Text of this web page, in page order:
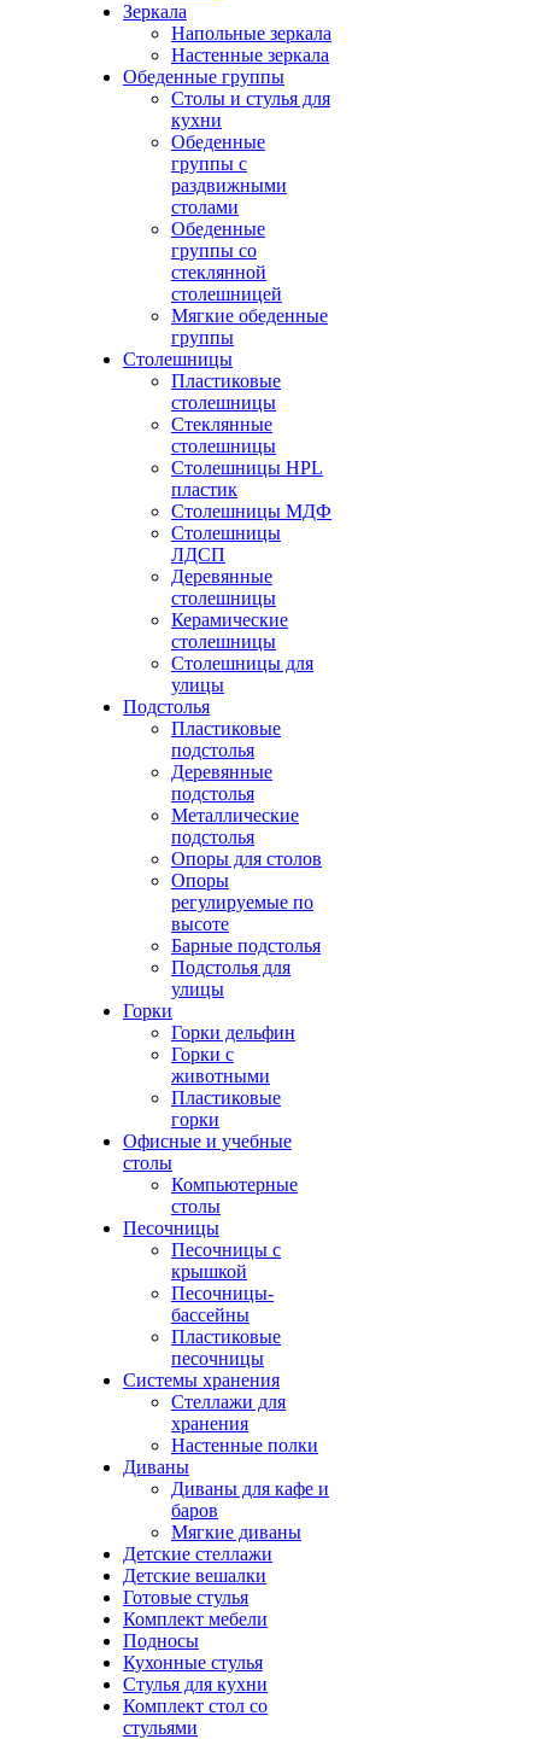
Зеркала
Напольные зеркала
Настенные зеркала
Обеденные группы
Столы и стулья для
кухни
Обеденные
группы с
раздвижными
столами
Обеденные
группы со
стеклянной
столешницей
Мягкие обеденные
группы
Столешницы
Пластиковые
столешницы
Стеклянные
столешницы
Столешницы HPL
пластик
Столешницы МДФ
Столешницы
ЛДСП
Деревянные
столешницы
Керамические
столешницы
Столешницы для
улицы
Подстолья
Пластиковые
подстолья
Деревянные
подстолья
Металлические
подстолья
Опоры для столов
Опоры
регулируемые по
высоте
Барные подстолья
Подстолья для
улицы
Горки
Горки дельфин
Горки с
животными
Пластиковые
горки
Офисные и учебные
столы
Компьютерные
столы
Песочницы
Песочницы с
крышкой
Песочницы-
бассейны
Пластиковые
песочницы
Системы хранения
Стеллажи для
хранения
Настенные полки
Диваны
Диваны для кафе и
баров
Мягкие диваны
Детские стеллажи
Детские вешалки
Готовые стулья
Комплект мебели
Подносы
Кухонные стулья
Стулья для кухни
Комплект стол со
стульями